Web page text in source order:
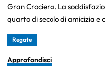
Gran Crociera. La
quarto di secolo di amicizia e
Regate
Approfondisci